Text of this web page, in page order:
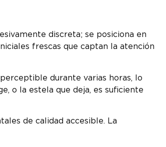
discreta; se posiciona en
frescas que captan la atención
durante varias horas, lo
o la estela que deja, es suficiente
de calidad accesible. La